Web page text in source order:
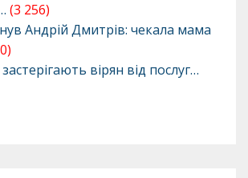
(3 256)
Андрій Дмитрів: чекала мама
вірян від послуг…